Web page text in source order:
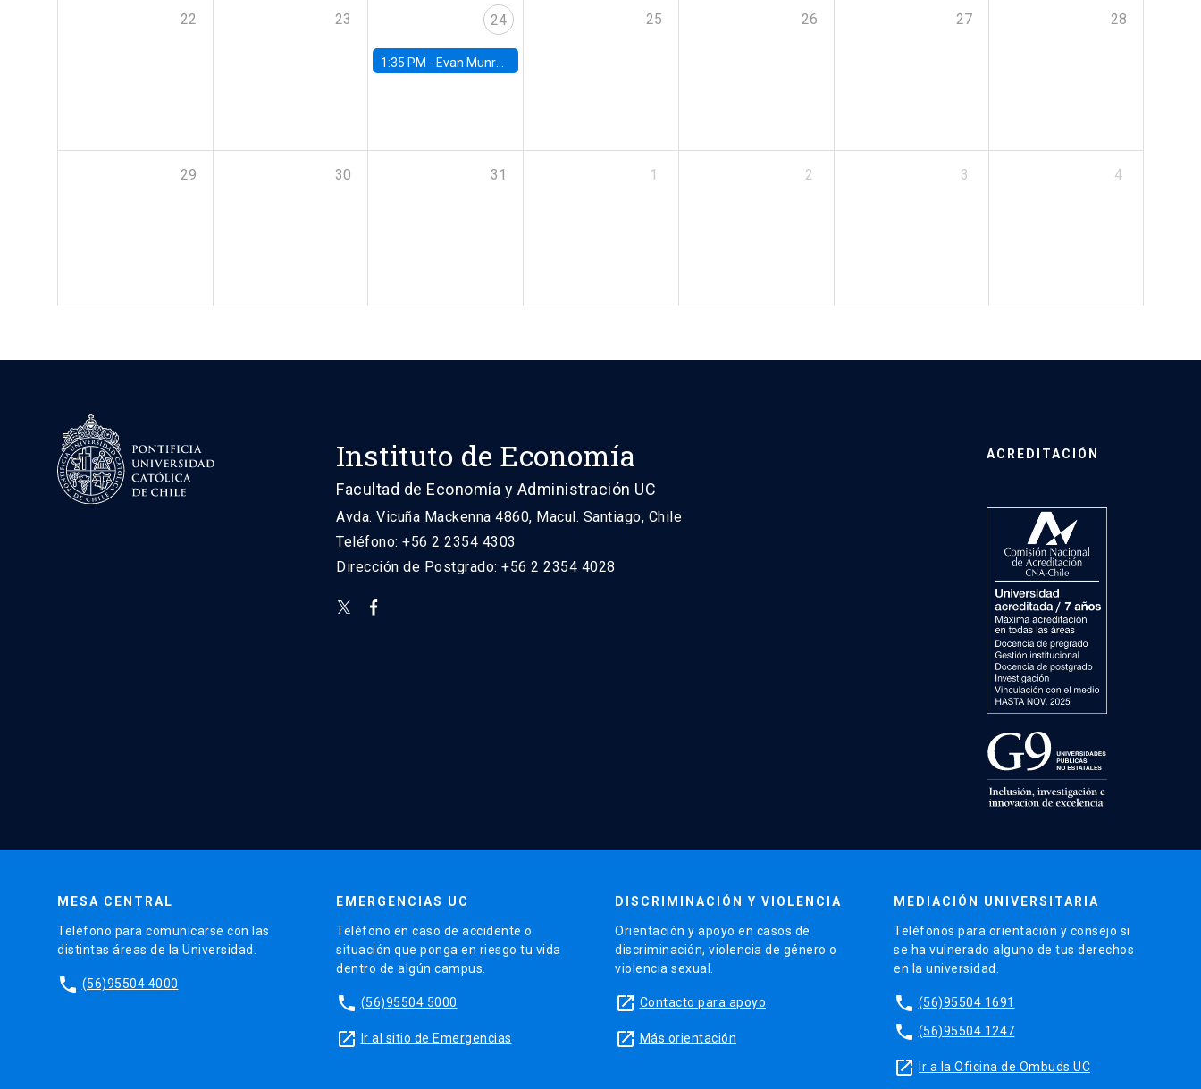
22 23 24
1:35 PM - Evan Munro, Neyman Visiting Assistant Professor in the Department of Statistics at UC Berkeley
25 26 27 28
29 30 31 1 2 3 4
Instituto de Economía
Facultad de Economía y Administración UC
Avda. Vicuña Mackenna 4860, Macul. Santiago, Chile
Teléfono: +56 2 2354 4303
Dirección de Postgrado: +56 2 2354 4028
ACREDITACIÓN
MESA CENTRAL
Teléfono para comunicarse con las
distintas áreas de la Universidad.
phone (56)95504 4000
EMERGENCIAS UC
Teléfono en caso de accidente o
situación que ponga en riesgo tu vida
dentro de algún campus.
phone (56)95504 5000
launch Ir al sitio de Emergencias
DISCRIMINACIÓN Y VIOLENCIA
Orientación y apoyo en casos de
discriminación, violencia de género o
violencia sexual.
launch Contacto para apoyo
launch Más orientación
MEDIACIÓN UNIVERSITARIA
Teléfonos para orientación y consejo si
se ha vulnerado alguno de tus derechos
en la universidad.
phone (56)95504 1691
phone (56)95504 1247
launch Ir a la Oficina de Ombuds UC